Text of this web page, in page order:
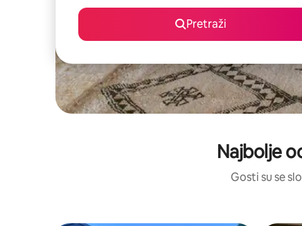
Pretraži
Najbolje
Gosti su se